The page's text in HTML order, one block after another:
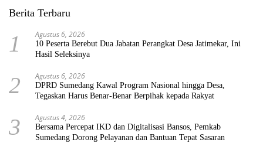
Berita Terbaru
1 Agustus 6, 2026
10 Peserta Berebut Dua Jabatan Perangkat Desa Jatimekar, Ini
Hasil Seleksinya
2 Agustus 6, 2026
DPRD Sumedang Kawal Program Nasional hingga Desa,
Tegaskan Harus Benar-Benar Berpihak kepada Rakyat
3 Agustus 4, 2026
Bersama Percepat IKD dan Digitalisasi Bansos, Pemkab
Sumedang Dorong Pelayanan dan Bantuan Tepat Sasaran